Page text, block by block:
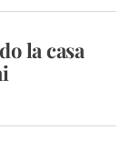
la casa